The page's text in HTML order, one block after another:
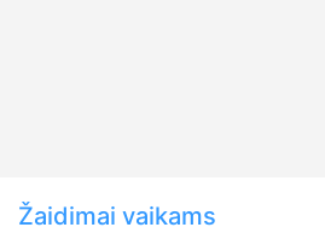
Žaidimai vaikams